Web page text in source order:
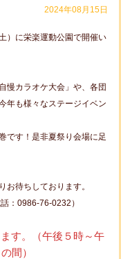
2024年08月15日
）に栄楽運動公園で開催い
慢カラオケ大会」や、各団
年も様々なステージイベン
です！是非夏祭り会場に足
待ちしております。
：0986-76-0232）
。（午後５時～午
間）